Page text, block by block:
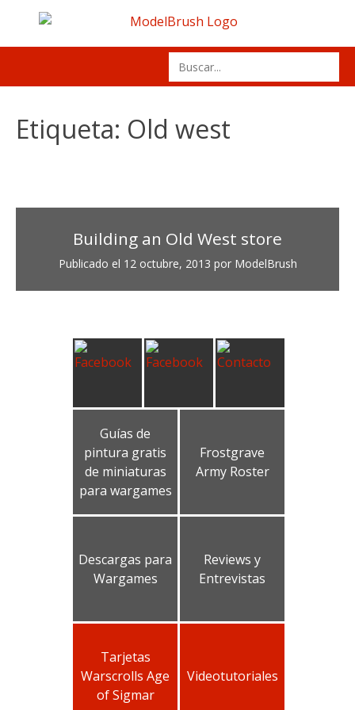
content
Search
for:
Etiqueta: Old west
Building an Old West store
Publicado el 12 octubre, 2013 por ModelBrush
Guías de
pintura gratis
de miniaturas
para wargames
Frostgrave
Army Roster
Descargas para
Wargames
Reviews y
Entrevistas
Tarjetas
Warscrolls Age
of Sigmar
Videotutoriales